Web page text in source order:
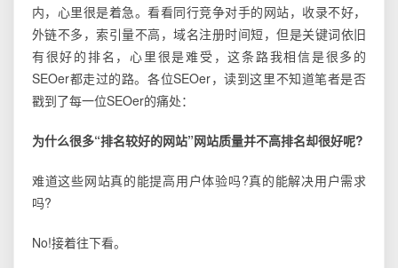
内，心里很是着急。看看同行竞争对手的网站，收录不好，
外链不多，索引量不高，域名注册时间短，但是关键词依旧
有很好的排名，心里很是难受，这条路我相信是很多的
SEOer都走过的路。各位SEOer，读到这里不知道笔者是否
戳到了每一位SEOer的痛处：
为什么很多“排名较好的网站”网站质量并不高排名却很好呢?
难道这些网站真的能提高用户体验吗?真的能解决用户需求
吗?
No!接着往下看。